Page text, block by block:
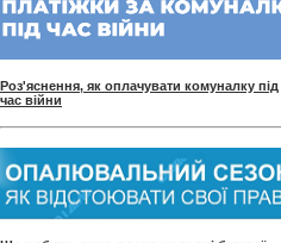
Роз'яснення, як оплачувати комуналку під
час війни